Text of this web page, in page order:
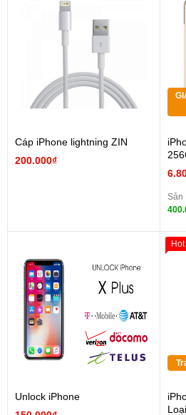
Cáp iPhone lightning ZIN
200.000₫
Sản
Unlock iPhone
Hot